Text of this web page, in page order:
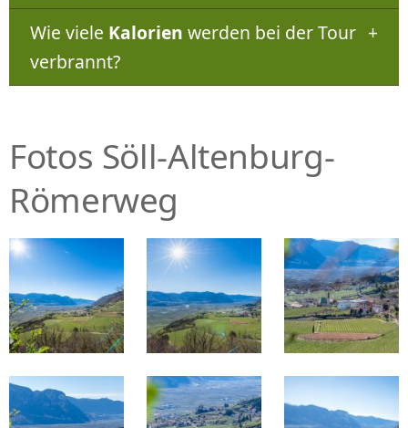
Wie viele Kalorien werden bei der Tour
verbrannt?
Fotos Söll-Altenburg-
Römerweg